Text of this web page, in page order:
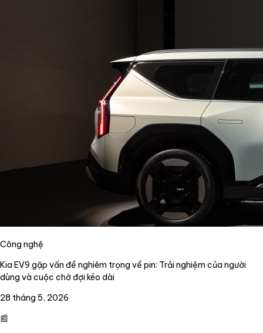
Công nghệ
Kia EV9 gặp vấn đề nghiêm trọng về pin: Trải nghiệm của người
dùng và cuộc chờ đợi kéo dài
28 tháng 5, 2026
📰